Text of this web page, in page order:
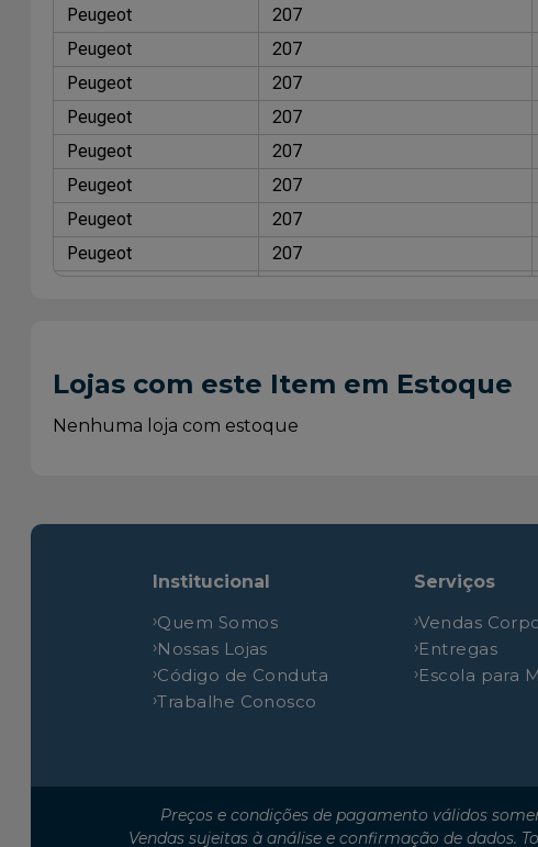
Peugeot
207
Peugeot
207
Peugeot
207
Peugeot
207
Peugeot
207
Peugeot
207
Peugeot
207
Peugeot
207
Lojas com este Item em Estoque
Nenhuma loja com estoque
Institucional
Quem Somos
Nossas Lojas
Código de Conduta
Trabalhe Conosco
Serviços
Vendas
Entregas
Escola para
Preços e condições de pagamento válidos
Vendas sujeitas à análise e confirmação de dados.